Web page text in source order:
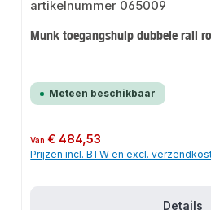
Munk toegangshulp dubbele rail
Meteen beschikbaar
Normale prijs:
Van€ 484,53
Prijzen incl. BTW en excl.
Details